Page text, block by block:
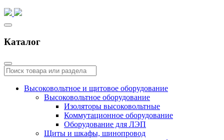
Каталог
Высоковольтное и щитовое оборудование
Высоковольтное оборудование
Изоляторы высоковольтные
Коммутационное оборудование
Оборудование для ЛЭП
Щиты и шкафы, шинопровод